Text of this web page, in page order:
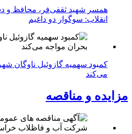
همسر شهید ثقفی‌فر، محافظ و
انقلاب: سوگوار دو داغیم
کمبود سهمیه گازوئیل ناوگان
می‌کند
مزایده و مناقصه